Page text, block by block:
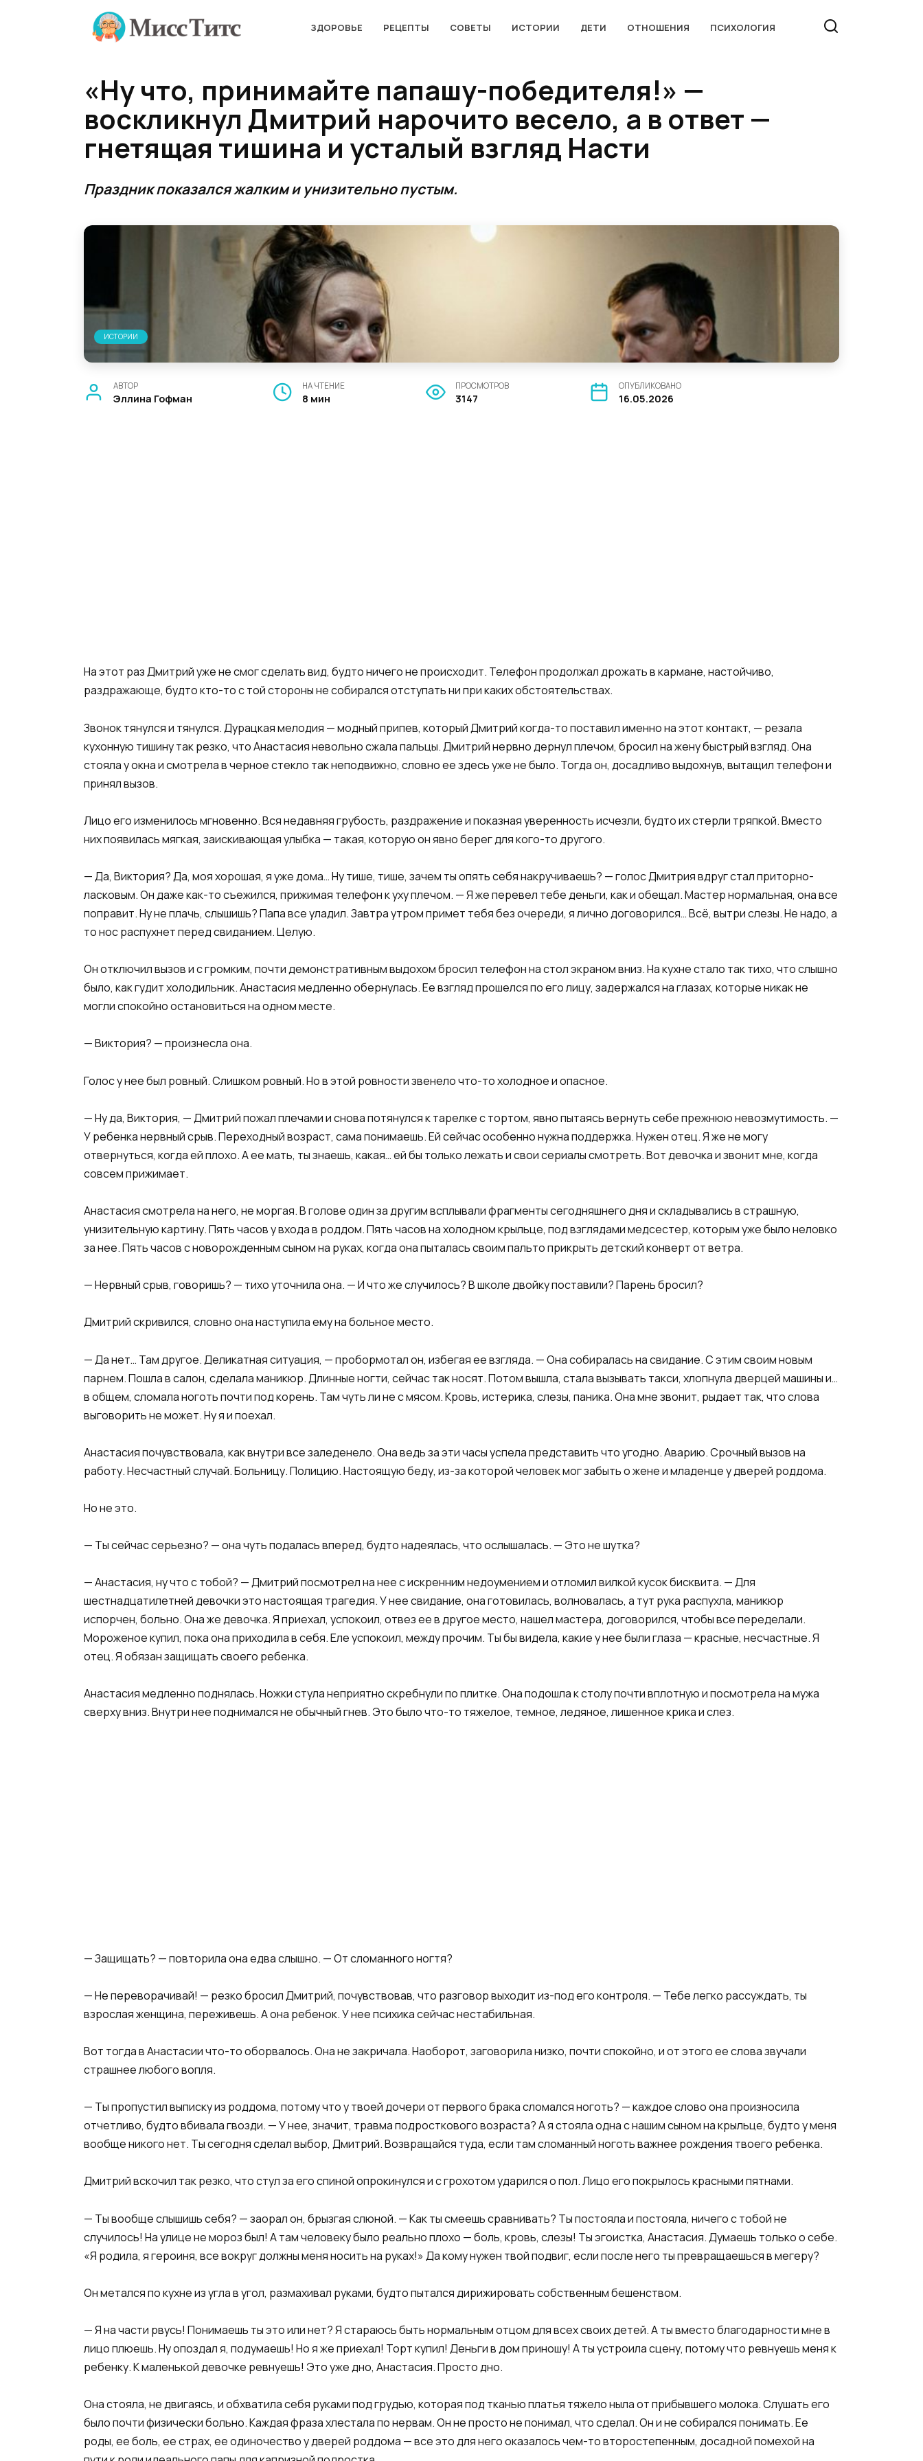
ЗДОРОВЬЕ РЕЦЕПТЫ СОВЕТЫ ИСТОРИИ ДЕТИ ОТНОШЕНИЯ ПСИХОЛОГИЯ
«Ну что, принимайте папашу-победителя!» —
воскликнул Дмитрий нарочито весело, а в ответ —
гнетящая тишина и усталый взгляд Насти
Праздник показался жалким и унизительно пустым.
ИСТОРИИ
АВТОР
Эллина Гофман
НА ЧТЕНИЕ
8 мин
ПРОСМОТРОВ
3147
ОПУБЛИКОВАНО
16.05.2026
На этот раз Дмитрий уже не смог сделать вид, будто ничего не происходит. Телефон продолжал дрожать в кармане, настойчиво,
раздражающе, будто кто-то с той стороны не собирался отступать ни при каких обстоятельствах.
Звонок тянулся и тянулся. Дурацкая мелодия — модный припев, который Дмитрий когда-то поставил именно на этот контакт, — резала
кухонную тишину так резко, что Анастасия невольно сжала пальцы. Дмитрий нервно дернул плечом, бросил на жену быстрый взгляд. Она
стояла у окна и смотрела в черное стекло так неподвижно, словно ее здесь уже не было. Тогда он, досадливо выдохнув, вытащил телефон и
принял вызов.
Лицо его изменилось мгновенно. Вся недавняя грубость, раздражение и показная уверенность исчезли, будто их стерли тряпкой. Вместо
них появилась мягкая, заискивающая улыбка — такая, которую он явно берег для кого-то другого.
— Да, Виктория? Да, моя хорошая, я уже дома… Ну тише, тише, зачем ты опять себя накручиваешь? — голос Дмитрия вдруг стал приторно-
ласковым. Он даже как-то съежился, прижимая телефон к уху плечом. — Я же перевел тебе деньги, как и обещал. Мастер нормальная, она все
поправит. Ну не плачь, слышишь? Папа все уладил. Завтра утром примет тебя без очереди, я лично договорился… Всё, вытри слезы. Не надо, а
то нос распухнет перед свиданием. Целую.
Он отключил вызов и с громким, почти демонстративным выдохом бросил телефон на стол экраном вниз. На кухне стало так тихо, что слышно
было, как гудит холодильник. Анастасия медленно обернулась. Ее взгляд прошелся по его лицу, задержался на глазах, которые никак не
могли спокойно остановиться на одном месте.
— Виктория? — произнесла она.
Голос у нее был ровный. Слишком ровный. Но в этой ровности звенело что-то холодное и опасное.
— Ну да, Виктория, — Дмитрий пожал плечами и снова потянулся к тарелке с тортом, явно пытаясь вернуть себе прежнюю невозмутимость. —
У ребенка нервный срыв. Переходный возраст, сама понимаешь. Ей сейчас особенно нужна поддержка. Нужен отец. Я же не могу
отвернуться, когда ей плохо. А ее мать, ты знаешь, какая… ей бы только лежать и свои сериалы смотреть. Вот девочка и звонит мне, когда
совсем прижимает.
Анастасия смотрела на него, не моргая. В голове один за другим всплывали фрагменты сегодняшнего дня и складывались в страшную,
унизительную картину. Пять часов у входа в роддом. Пять часов на холодном крыльце, под взглядами медсестер, которым уже было неловко
за нее. Пять часов с новорожденным сыном на руках, когда она пыталась своим пальто прикрыть детский конверт от ветра.
— Нервный срыв, говоришь? — тихо уточнила она. — И что же случилось? В школе двойку поставили? Парень бросил?
Дмитрий скривился, словно она наступила ему на больное место.
— Да нет… Там другое. Деликатная ситуация, — пробормотал он, избегая ее взгляда. — Она собиралась на свидание. С этим своим новым
парнем. Пошла в салон, сделала маникюр. Длинные ногти, сейчас так носят. Потом вышла, стала вызывать такси, хлопнула дверцей машины и…
в общем, сломала ноготь почти под корень. Там чуть ли не с мясом. Кровь, истерика, слезы, паника. Она мне звонит, рыдает так, что слова
выговорить не может. Ну я и поехал.
Анастасия почувствовала, как внутри все заледенело. Она ведь за эти часы успела представить что угодно. Аварию. Срочный вызов на
работу. Несчастный случай. Больницу. Полицию. Настоящую беду, из-за которой человек мог забыть о жене и младенце у дверей роддома.
Но не это.
— Ты сейчас серьезно? — она чуть подалась вперед, будто надеялась, что ослышалась. — Это не шутка?
— Анастасия, ну что с тобой? — Дмитрий посмотрел на нее с искренним недоумением и отломил вилкой кусок бисквита. — Для
шестнадцатилетней девочки это настоящая трагедия. У нее свидание, она готовилась, волновалась, а тут рука распухла, маникюр
испорчен, больно. Она же девочка. Я приехал, успокоил, отвез ее в другое место, нашел мастера, договорился, чтобы все переделали.
Мороженое купил, пока она приходила в себя. Еле успокоил, между прочим. Ты бы видела, какие у нее были глаза — красные, несчастные. Я
отец. Я обязан защищать своего ребенка.
Анастасия медленно поднялась. Ножки стула неприятно скребнули по плитке. Она подошла к столу почти вплотную и посмотрела на мужа
сверху вниз. Внутри нее поднимался не обычный гнев. Это было что-то тяжелое, темное, ледяное, лишенное крика и слез.
— Защищать? — повторила она едва слышно. — От сломанного ногтя?
— Не переворачивай! — резко бросил Дмитрий, почувствовав, что разговор выходит из-под его контроля. — Тебе легко рассуждать, ты
взрослая женщина, переживешь. А она ребенок. У нее психика сейчас нестабильная.
Вот тогда в Анастасии что-то оборвалось. Она не закричала. Наоборот, заговорила низко, почти спокойно, и от этого ее слова звучали
страшнее любого вопля.
— Ты пропустил выписку из роддома, потому что у твоей дочери от первого брака сломался ноготь? — каждое слово она произносила
отчетливо, будто вбивала гвозди. — У нее, значит, травма подросткового возраста? А я стояла одна с нашим сыном на крыльце, будто у меня
вообще никого нет. Ты сегодня сделал выбор, Дмитрий. Возвращайся туда, если там сломанный ноготь важнее рождения твоего ребенка.
Дмитрий вскочил так резко, что стул за его спиной опрокинулся и с грохотом ударился о пол. Лицо его покрылось красными пятнами.
— Ты вообще слышишь себя? — заорал он, брызгая слюной. — Как ты смеешь сравнивать? Ты постояла и постояла, ничего с тобой не
случилось! На улице не мороз был! А там человеку было реально плохо — боль, кровь, слезы! Ты эгоистка, Анастасия. Думаешь только о себе.
«Я родила, я героиня, все вокруг должны меня носить на руках!» Да кому нужен твой подвиг, если после него ты превращаешься в мегеру?
Он метался по кухне из угла в угол, размахивал руками, будто пытался дирижировать собственным бешенством.
— Я на части рвусь! Понимаешь ты это или нет? Я стараюсь быть нормальным отцом для всех своих детей. А ты вместо благодарности мне в
лицо плюешь. Ну опоздал я, подумаешь! Но я же приехал! Торт купил! Деньги в дом приношу! А ты устроила сцену, потому что ревнуешь меня к
ребенку. К маленькой девочке ревнуешь! Это уже дно, Анастасия. Просто дно.
Она стояла, не двигаясь, и обхватила себя руками под грудью, которая под тканью платья тяжело ныла от прибывшего молока. Слушать его
было почти физически больно. Каждая фраза хлестала по нервам. Он не просто не понимал, что сделал. Он и не собирался понимать. Ее
роды, ее боль, ее страх, ее одиночество у дверей роддома — все это для него оказалось чем-то второстепенным, досадной помехой на